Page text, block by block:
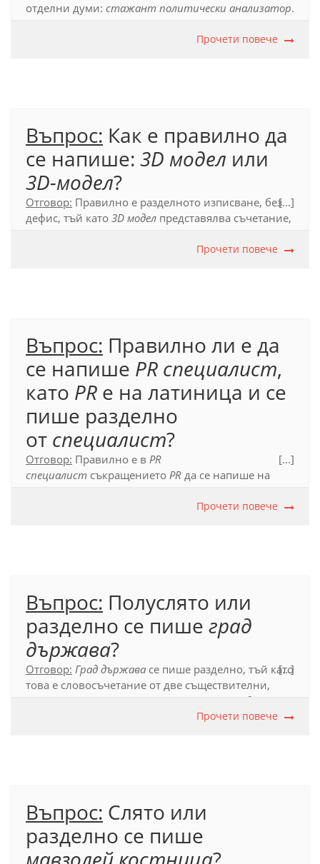
отделни думи: стажант политически анализатор.
Официален правописен речник (2012), т. 54.1.5.
Прочети повече
Въпрос: Как е правилно да
се напише: 3D модел или
3D-модел?
Отговор: Правилно е разделното изписване, без
дефис, тъй като 3D модел представялва съчетание,
[...]
Прочети повече
Въпрос: Правилно ли е да
се напише PR специалист,
като PR е на латиница и се
пише разделно
от специалист?
Отговор: Правилно е в PR
специалист съкращението PR да се напише на
в които подчинената част е съкращение, се пишат
[...]
Прочети повече
Въпрос: Полуслято или
разделно се пише град
държава?
Отговор: Град държава се пише разделно, тъй като
това е словосъчетание от две съществителни,
градът
[...]
Прочети повече
Въпрос: Слято или
разделно се пише